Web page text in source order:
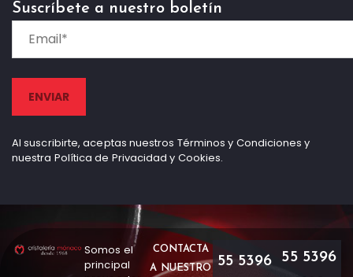
Suscríbete a nuestro boletín
Al suscribirte, aceptas nuestros Términos y Condiciones y
nuestra Política de Privacidad y Cookies.
Somos el
principal
CONTACTA
A NUESTRO
55 5396
55 5396